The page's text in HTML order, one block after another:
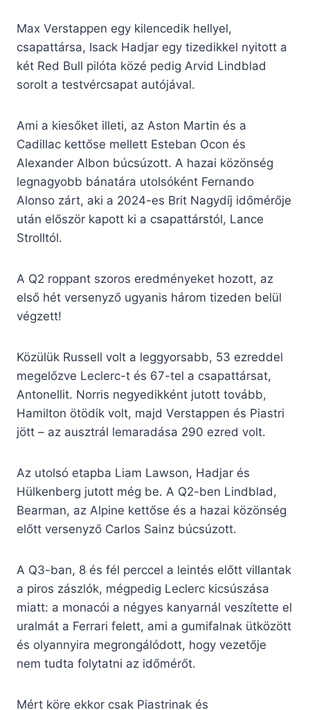
Max Verstappen egy kilencedik hellyel,
csapattársa, Isack Hadjar egy tizedikkel nyitott a
két Red Bull pilóta közé pedig Arvid Lindblad
sorolt a testvércsapat autójával.
Ami a kiesőket illeti, az Aston Martin és a
Cadillac kettőse mellett Esteban Ocon és
Alexander Albon búcsúzott. A hazai közönség
legnagyobb bánatára utolsóként Fernando
Alonso zárt, aki a 2024-es Brit Nagydíj időmérője
után először kapott ki a csapattárstól, Lance
Strolltól.
A Q2 roppant szoros eredményeket hozott, az
első hét versenyző ugyanis három tizeden belül
végzett!
Közülük Russell volt a leggyorsabb, 53 ezreddel
megelőzve Leclerc-t és 67-tel a csapattársat,
Antonellit. Norris negyedikként jutott tovább,
Hamilton ötödik volt, majd Verstappen és Piastri
jött – az ausztrál lemaradása 290 ezred volt.
Az utolsó etapba Liam Lawson, Hadjar és
Hülkenberg jutott még be. A Q2-ben Lindblad,
Bearman, az Alpine kettőse és a hazai közönség
előtt versenyző Carlos Sainz búcsúzott.
A Q3-ban, 8 és fél perccel a leintés előtt villantak
a piros zászlók, mégpedig Leclerc kicsúszása
miatt: a monacói a négyes kanyarnál veszítette el
uralmát a Ferrari felett, ami a gumifalnak ütközött
és olyannyira megrongálódott, hogy vezetője
nem tudta folytatni az időmérőt.
Mért köre ekkor csak Piastrinak és